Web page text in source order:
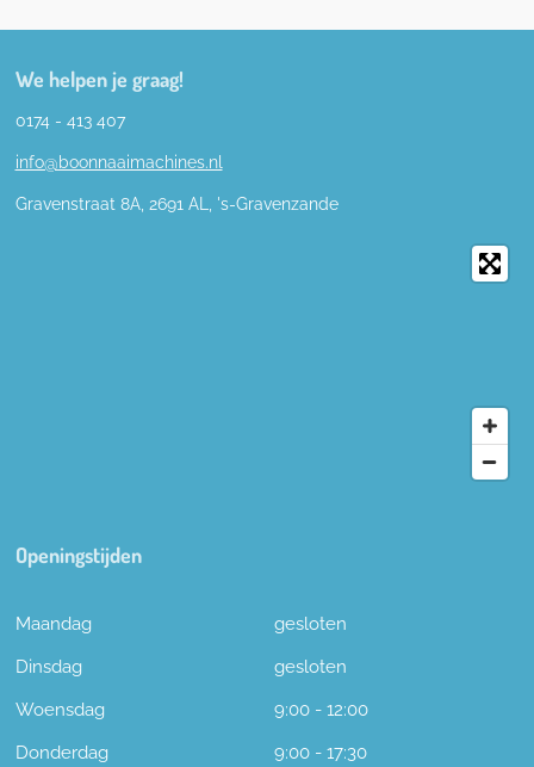
We helpen je graag!
0174 - 413 407
info@boonnaaimachines.nl
Gravenstraat 8A, 2691 AL, 's-Gravenzande
Openingstijden
Maandag
gesloten
Dinsdag
gesloten
Woensdag
9:00 - 12:00
Donderdag
9:00 - 17:30